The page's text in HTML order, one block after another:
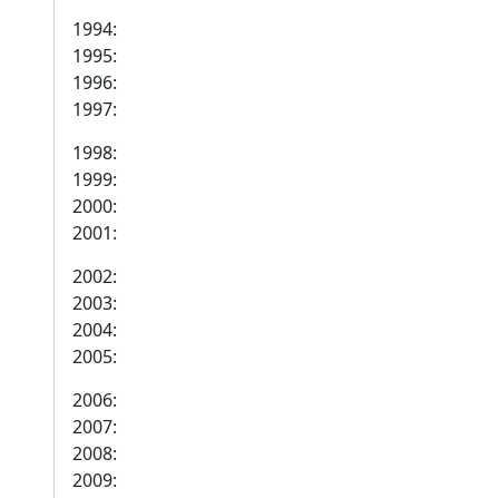
1994:
1995:
1996:
1997:
1998:
1999:
2000:
2001:
2002:
2003:
2004:
2005:
2006:
2007:
2008:
2009: